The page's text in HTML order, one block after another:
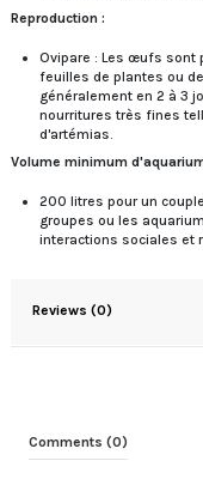
Reproduction :
Ovipare : Les œufs sont
feuilles de plantes ou
généralement en 2 à 3
nourritures très fines
d'artémias.
Volume minimum
200 litres pour un
groupes ou les
interactions sociales et
Reviews (0)
Comments (0)